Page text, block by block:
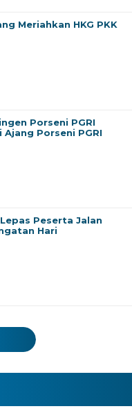
Meriahkan HKG PKK
Porseni PGRI
Porseni PGRI
Peserta Jalan
Hari